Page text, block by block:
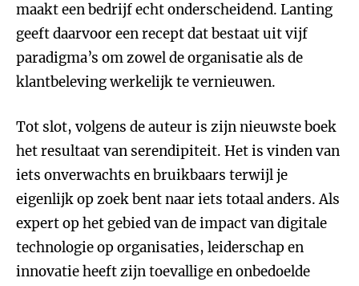
maakt een bedrijf echt onderscheidend. Lanting
geeft daarvoor een recept dat bestaat uit vijf
paradigma’s om zowel de organisatie als de
klantbeleving werkelijk te vernieuwen.
Tot slot, volgens de auteur is zijn nieuwste boek
het resultaat van serendipiteit. Het is vinden van
iets onverwachts en bruikbaars terwijl je
eigenlijk op zoek bent naar iets totaal anders. Als
expert op het gebied van de impact van digitale
technologie op organisaties, leiderschap en
innovatie heeft zijn toevallige en onbedoelde